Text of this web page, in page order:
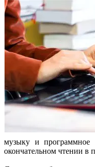
музыку и программное
окончательном чтении в